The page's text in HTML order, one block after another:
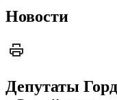
Новости
Депутаты